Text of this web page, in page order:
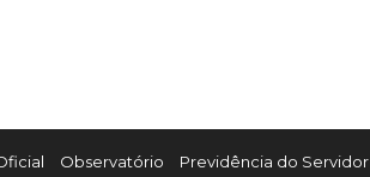
Observatório Previdência do Servidor